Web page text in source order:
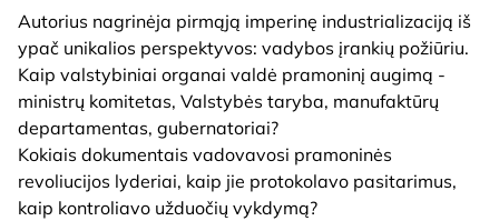
Autorius nagrinėja pirmąją imperinę industrializaciją iš
ypač unikalios perspektyvos: vadybos įrankių požiūriu.
Kaip valstybiniai organai valdė pramoninį augimą -
ministrų komitetas, Valstybės taryba, manufaktūrų
departamentas, gubernatoriai?
Kokiais dokumentais vadovavosi pramoninės
revoliucijos lyderiai, kaip jie protokolavo pasitarimus,
kaip kontroliavo užduočių vykdymą?